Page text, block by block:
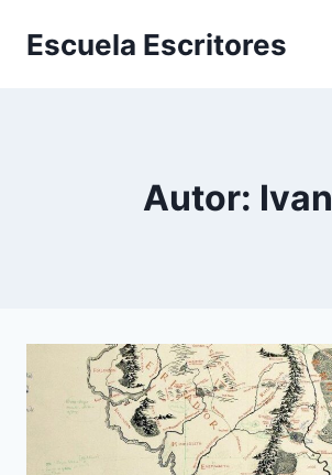
Escuela Escritores
Autor: Ivan_